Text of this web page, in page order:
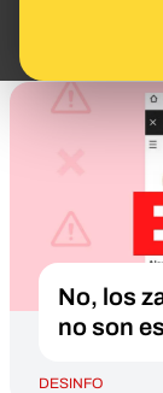
No, los
no son
DESINFO